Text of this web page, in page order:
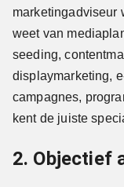
marketingadviseur
weet van
seeding,
displaymarketing,
campagnes,
kent de juiste
2. Objectief